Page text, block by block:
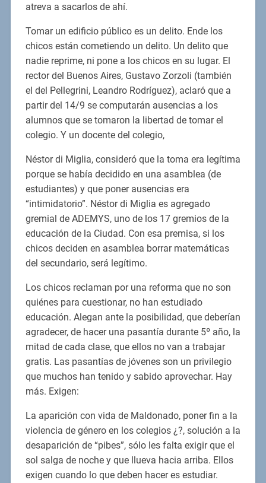
atreva a sacarlos de ahí.
Tomar un edificio público es un delito. Ende los
chicos están cometiendo un delito. Un delito que
nadie reprime, ni pone a los chicos en su lugar. El
rector del Buenos Aires, Gustavo Zorzoli (también
el del Pellegrini, Leandro Rodríguez), aclaró que a
partir del 14/9 se computarán ausencias a los
alumnos que se tomaron la libertad de tomar el
colegio. Y un docente del colegio,
Néstor di Miglia, consideró que la toma era legítima
porque se había decidido en una asamblea (de
estudiantes) y que poner ausencias era
“intimidatorio”. Néstor di Miglia es agregado
gremial de ADEMYS, uno de los 17 gremios de la
educación de la Ciudad. Con esa premisa, si los
chicos deciden en asamblea borrar matemáticas
del secundario, será legítimo.
Los chicos reclaman por una reforma que no son
quiénes para cuestionar, no han estudiado
educación. Alegan ante la posibilidad, que deberían
agradecer, de hacer una pasantía durante 5º año, la
mitad de cada clase, que ellos no van a trabajar
gratis. Las pasantías de jóvenes son un privilegio
que muchos han tenido y sabido aprovechar. Hay
más. Exigen:
La aparición con vida de Maldonado, poner fin a la
violencia de género en los colegios ¿?, solución a la
desaparición de “pibes”, sólo les falta exigir que el
sol salga de noche y que llueva hacia arriba. Ellos
exigen cuando lo que deben hacer es estudiar.